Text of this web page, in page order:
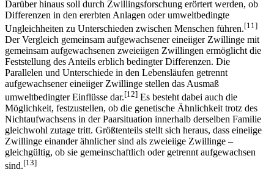
Darüber hinaus soll durch Zwillingsforschung erörtert werden, ob
Differenzen in den ererbten Anlagen oder umweltbedingte
Ungleichheiten zu Unterschieden zwischen Menschen führen.[11]
Der Vergleich gemeinsam aufgewachsener eineiiger Zwillinge mit
gemeinsam aufgewachsenen zweieiigen Zwillingen ermöglicht die
Feststellung des Anteils erblich bedingter Differenzen. Die
Parallelen und Unterschiede in den Lebensläufen getrennt
aufgewachsener eineiiger Zwillinge stellen das Ausmaß
umweltbedingter Einflüsse dar.[12] Es besteht dabei auch die
Möglichkeit, festzustellen, ob die genetische Ähnlichkeit trotz des
Nichtaufwachsens in der Paarsituation innerhalb derselben Familie
gleichwohl zutage tritt. Größtenteils stellt sich heraus, dass eineiige
Zwillinge einander ähnlicher sind als zweieiige Zwillinge –
gleichgültig, ob sie gemeinschaftlich oder getrennt aufgewachsen
sind.[13]